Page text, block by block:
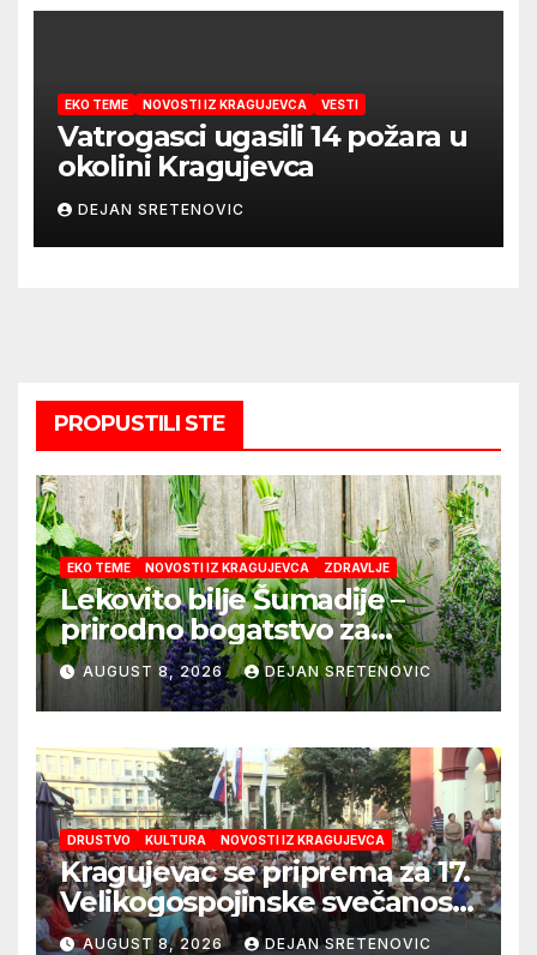
EKO TEME NOVOSTI IZ KRAGUJEVCA VESTI
Vatrogasci ugasili 14 požara u
okolini Kragujevca
DEJAN SRETENOVIC
PROPUSTILI STE
EKO TEME NOVOSTI IZ KRAGUJEVCA ZDRAVLJE
Lekovito bilje Šumadije –
prirodno bogatstvo za
zdravlje i domaće čajeve
AUGUST 8, 2026 DEJAN SRETENOVIC
DRUSTVO KULTURA NOVOSTI IZ KRAGUJEVCA
Kragujevac se priprema za 17.
Velikogospojinske svečanosti
koje počinju 27. avgusta!
AUGUST 8, 2026 DEJAN SRETENOVIC